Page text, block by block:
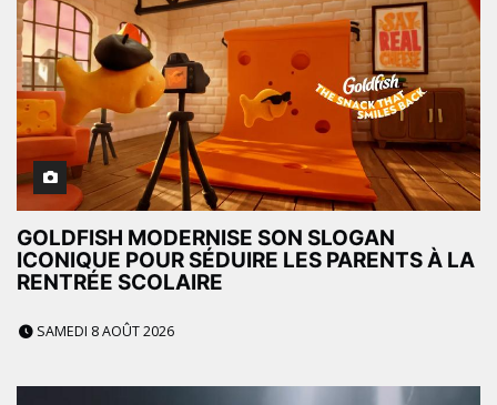
GOLDFISH MODERNISE SON SLOGAN
ICONIQUE POUR SÉDUIRE LES PARENTS À LA
RENTRÉE SCOLAIRE
SAMEDI 8 AOÛT 2026